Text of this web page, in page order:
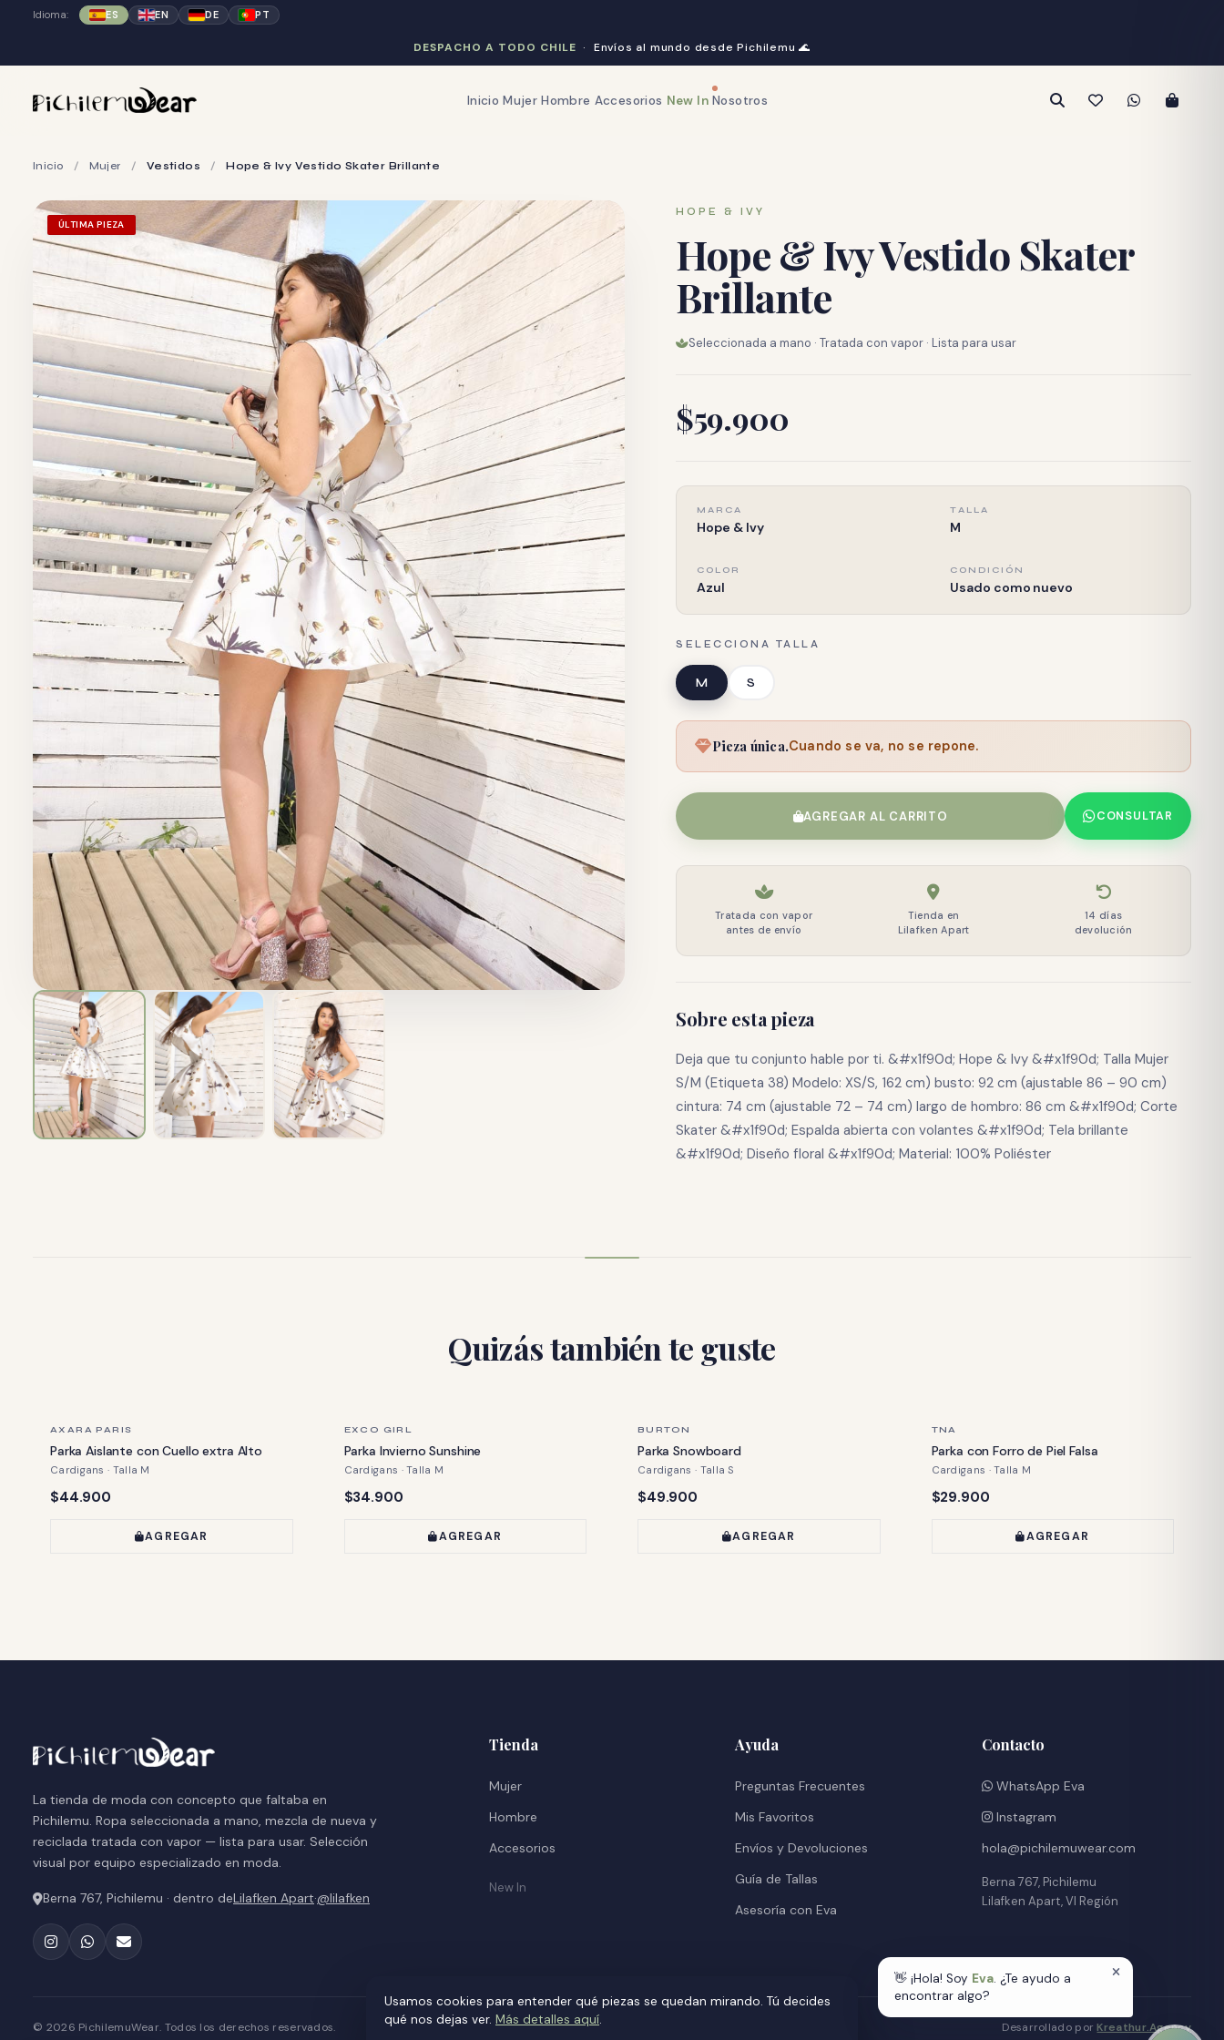
Idioma: ES EN DE PT
DESPACHO A TODO CHILE · Envíos al mundo desde Pichilemu🌊
Inicio Mujer Hombre Accesorios New In Nosotros
Inicio / Mujer / Vestidos / Hope & Ivy Vestido Skater Brillante
ÚLTIMA PIEZA
HOPE & IVY
Hope & Ivy Vestido Skater
Brillante
Seleccionada a mano · Tratada con vapor · Lista para usar
$59.900
MARCA
Hope & Ivy
TALLA
M
COLOR
Azul
CONDICIÓN
Usado como nuevo
SELECCIONA TALLA
M S
Pieza única.Cuando se va, no se repone.
AGREGAR AL CARRITO CONSULTAR
Tratada con vapor
antes de envío
Tienda en
Lilafken Apart
14 días
devolución
Sobre esta pieza
Deja que tu conjunto hable por ti. &#x1f90d; Hope & Ivy &#x1f90d; Talla Mujer
S/M (Etiqueta 38) Modelo: XS/S, 162 cm) busto: 92 cm (ajustable 86 – 90 cm)
cintura: 74 cm (ajustable 72 – 74 cm) largo de hombro: 86 cm &#x1f90d; Corte
Skater &#x1f90d; Espalda abierta con volantes &#x1f90d; Tela brillante
&#x1f90d; Diseño floral &#x1f90d; Material: 100% Poliéster
Quizás también te guste
ÚLTIMA PIEZA
AXARA PARIS
Parka Aislante con Cuello extra Alto
Cardigans · Talla M
Precio:
$44.900
AGREGAR
ÚLTIMA PIEZA
EXCO GIRL
Parka Invierno Sunshine
Cardigans · Talla M
Precio:
$34.900
AGREGAR
ÚLTIMA PIEZA
BURTON
Parka Snowboard
Cardigans · Talla S
Precio:
$49.900
AGREGAR
ÚLTIMA PIEZA
TNA
Parka con Forro de Piel Falsa
Cardigans · Talla M
Precio:
$29.900
AGREGAR
La tienda de moda con concepto que faltaba en
Pichilemu. Ropa seleccionada a mano, mezcla de nueva y
reciclada tratada con vapor — lista para usar. Selección
visual por equipo especializado en moda.
Berna 767, Pichilemu · dentro deLilafken Apart·@lilafken
Tienda
Mujer
Hombre
Accesorios
New In
Ayuda
Preguntas Frecuentes
Mis Favoritos
Envíos y Devoluciones
Guía de Tallas
Asesoría con Eva
Contacto
WhatsApp Eva
Instagram
hola@pichilemuwear.com
Berna 767, Pichilemu
Lilafken Apart, VI Región
© 2026 PichilemuWear. Todos los derechos reservados. Hecho con amor en Pichilemu, Chile Desarrollado porKreathur.Agency
Usamos cookies para entender qué piezas se quedan mirando. Tú decides
qué nos dejas ver. Más detalles aquí.
👋 ¡Hola! Soy Eva. ¿Te ayudo a
encontrar algo?